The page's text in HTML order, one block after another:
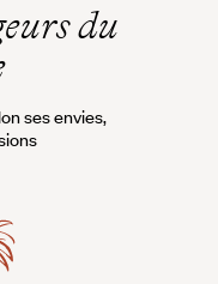
du
ses envies,